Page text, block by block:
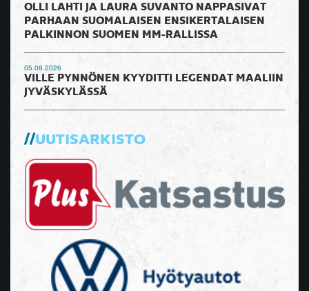
OLLI LAHTI JA LAURA SUVANTO NAPPASIVAT
PARHAAN SUOMALAISEN ENSIKERTALAISEN
PALKINNON SUOMEN MM-RALLISSA
05.08.2026
VILLE PYNNÖNEN KYYDITTI LEGENDAT MAALIIN
JYVÄSKYLÄSSÄ
UUTISARKISTO